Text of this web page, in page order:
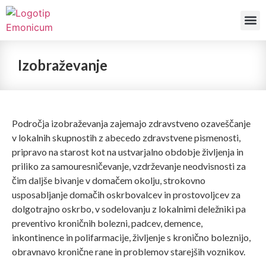
Izobraževanje
Področja izobraževanja zajemajo zdravstveno ozaveščanje
v lokalnih skupnostih z abecedo zdravstvene pismenosti,
pripravo na starost kot na ustvarjalno obdobje življenja in
priliko za samouresničevanje, vzdrževanje neodvisnosti za
čim daljše bivanje v domačem okolju, strokovno
usposabljanje domačih oskrbovalcev in prostovoljcev za
dolgotrajno oskrbo, v sodelovanju z lokalnimi deležniki pa
preventivo kroničnih bolezni, padcev, demence,
inkontinence in polifarmacije, življenje s kronično boleznijo,
obravnavo kronične rane in problemov starejših voznikov.